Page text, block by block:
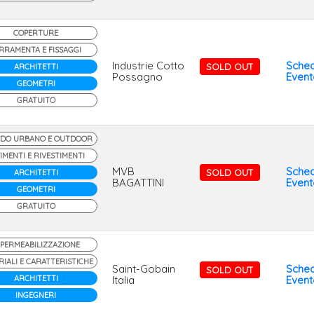
COPERTURE
E FISSAGGI
ARCHITETTI
GEOMETRI
GRATUITO
Industrie Cotto
Possagno
SOLD OUT
URBANO E OUTDOOR
E RIVESTIMENTI
ARCHITETTI
GEOMETRI
GRATUITO
MVB
BAGATTINI
SOLD OUT
E CARATTERISTICHE
ARCHITETTI
INGEGNERI
Saint-Gobain
Italia
SOLD OUT